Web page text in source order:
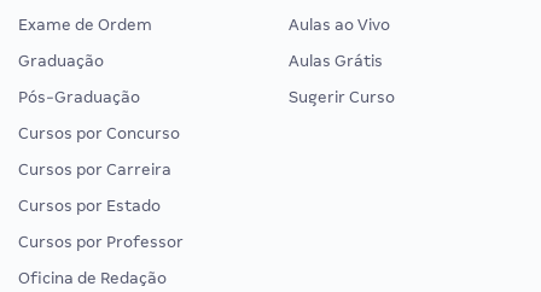
Exame de Ordem
Graduação
Pós-Graduação
Cursos por Concurso
Cursos por Carreira
Cursos por Estado
Cursos por Professor
Oficina de Redação
Aulas ao Vivo
Aulas Grátis
Sugerir Curso